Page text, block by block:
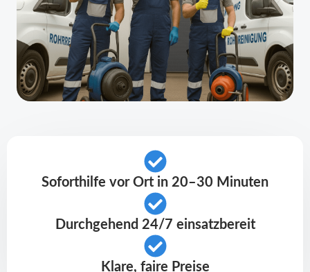
Soforthilfe vor Ort in 20–30 Minuten
Durchgehend 24/7 einsatzbereit
Klare, faire Preise